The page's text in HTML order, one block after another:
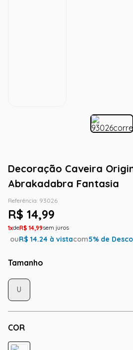
Decoração Caveira
Abrakadabra Fantasia
Referência: 93026
R$ 14,99
1 R$ 14,99
ouR$ 14.24 à vistacom5% de
Tamanho
COR
U